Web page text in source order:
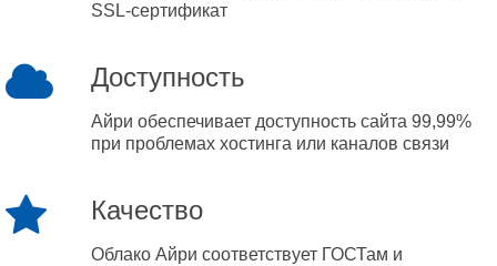
SSL-сертификат
Доступность
Айри обеспечивает доступность сайта 99,99%
при проблемах хостинга или каналов связи
Качество
Облако Айри соответствует ГОСТам и